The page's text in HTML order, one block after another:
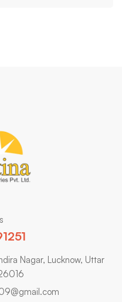
Nagar, Lucknow, Uttar